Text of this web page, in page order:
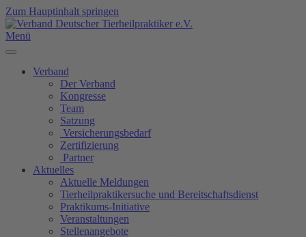
Zum Hauptinhalt springen
Menü
Verband
Der Verband
Kongresse
Team
Satzung
Versicherungsbedarf
Zertifizierung
Partner
Aktuelles
Aktuelle Meldungen
Tierheilpraktikersuche und Bereitschaftsdienst
Praktikums-Initiative
Veranstaltungen
Stellenangebote